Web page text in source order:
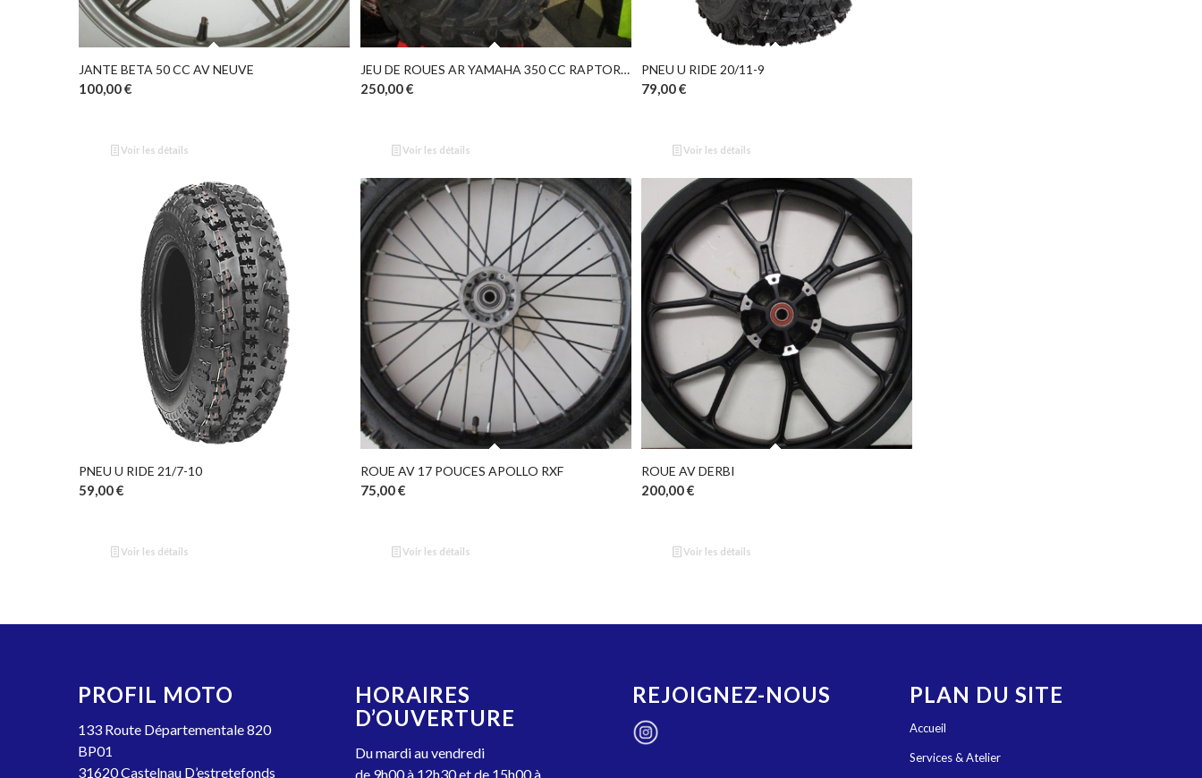
JANTE BETA 50 CC AV NEUVE
100,00€
Voir les détails
JEU DE ROUES AR YAMAHA 350 CC RAPTOR OCCASION
250,00€
Voir les détails
PNEU U RIDE 20/11-9
79,00€
Voir les détails
PNEU U RIDE 21/7-10
59,00€
Voir les détails
ROUE AV 17 POUCES APOLLO RXF
75,00€
Voir les détails
ROUE AV DERBI
200,00€
Voir les détails
PROFIL MOTO
133 Route Départementale 820
BP01
31620 Castelnau D’estretefonds
HORAIRES
D’OUVERTURE
Du mardi au vendredi
de 9h00 à 12h30 et de 15h00 à
REJOIGNEZ-NOUS PLAN DU SITE
Accueil
Services & Atelier